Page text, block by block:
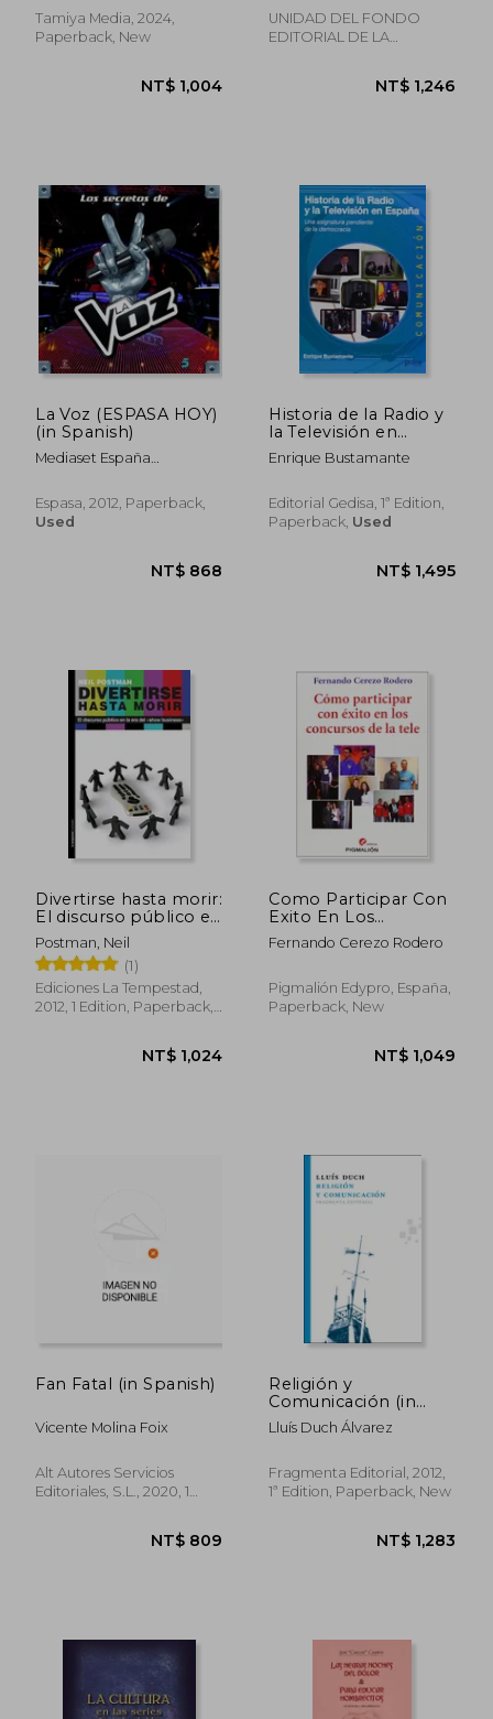
Tamiya Media, 2024,
Paperback, New
NT$ 1,004
FLORES, DENIS PAGÁN,
YULI CHINCHAY, YAMILE
AGUIRRE
UNIDAD DEL FONDO
EDITORIAL DE LA
NT$
La Voz (ESPASA HOY)
(in Spanish)
Mediaset España
Espasa, 2012, Paperback,
Used
Historia de la Radio y
la Televisión en
España (in Spanish)
Enrique Bustamante
Editorial Gedisa, 1ª Edition,
Paperback, Used
Divertirse hasta morir:
El discurso público en
la era del show
business (in Spanish)
Postman, Neil
(1)
Ediciones La Tempestad,
2012, 1 Edition, Paperback,
NT$ 1,024
Como Participar Con
Exito En Los
Concursos De La Tele
(in Spanish)
Fernando Cerezo Rodero
Pigmalión Edypro, España,
Paperback, New
Fan Fatal (in Spanish)
Vicente Molina Foix
Alt Autores Servicios
Editoriales, S.L., 2020, 1
Religión y
Comunicación (in
Spanish)
Lluís Duch Álvarez
Fragmenta Editorial, 2012,
1ª Edition, Paperback, New